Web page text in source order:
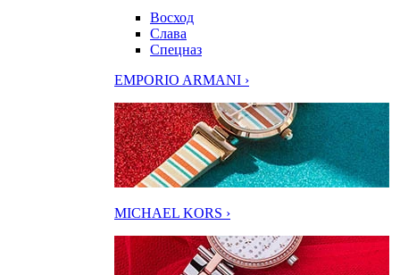
Восход
Слава
Спецназ
EMPORIO ARMANI ›
MICHAEL KORS ›